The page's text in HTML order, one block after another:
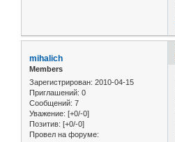
mihalich
Members
Зарегистрирован: 2010-04-15
Приглашений: 0
Сообщений: 7
Уважение: [+0/-0]
Позитив: [+0/-0]
Провел на форуме: